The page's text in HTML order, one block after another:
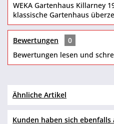
WEKA Gartenhaus Killarney
klassische Gartenhaus
Bewertungen
0
Bewertungen lesen und
Ähnliche Artikel
Kunden haben sich ebenfalls